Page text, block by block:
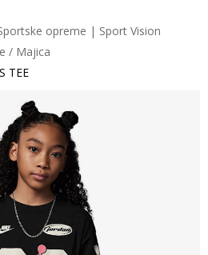
opreme | Sport Vision
Majica
TEE